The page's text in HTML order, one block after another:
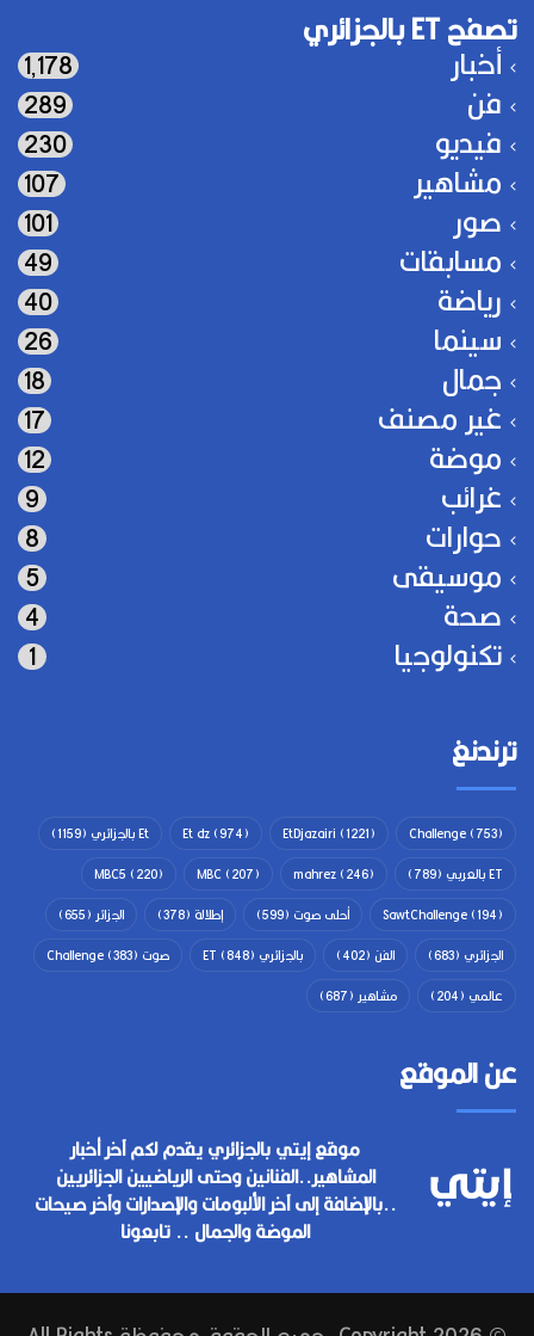
تصفح ET بالجزائري
أخبار 1٬178
فن 289
فيديو 230
مشاهير 107
صور 101
مسابقات 49
رياضة 40
سينما 26
جمال 18
غير مصنف 17
موضة 12
غرائب 9
حوارات 8
موسيقى 5
صحة 4
تكنولوجيا 1
ترندنغ
Challenge(753)
EtDjazairi (1221)
Et dz(974) Et بالجزائري
(1159)
ET بالعربي
(789)
mahrez(246)
MBC(207)
MBC5 (220)
SawtChallenge(194) أحلى صوت (599) إطلالة (378) الجزائر (655)
الجزائري (683) الفن (402) بالجزائري ET (848) صوت Challenge (383)
عالمي (204) مشاهير (687)
عن الموقع
موقع إيتي بالجزائري يقدم لكم آخر أخبار
المشاهير..الفنانين وحتى الرياضيين الجزائريين
..بالإضافة إلى آخر الألبومات والإصدارات وآخر صيحات
الموضة والجمال .. تابعونا